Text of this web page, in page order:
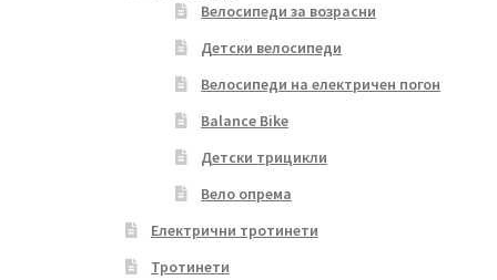
Велосипеди за возрасни
Детски велосипеди
Велосипеди на електричен погон
Balance Bike
Детски трицикли
Вело опрема
Електрични тротинети
Тротинети